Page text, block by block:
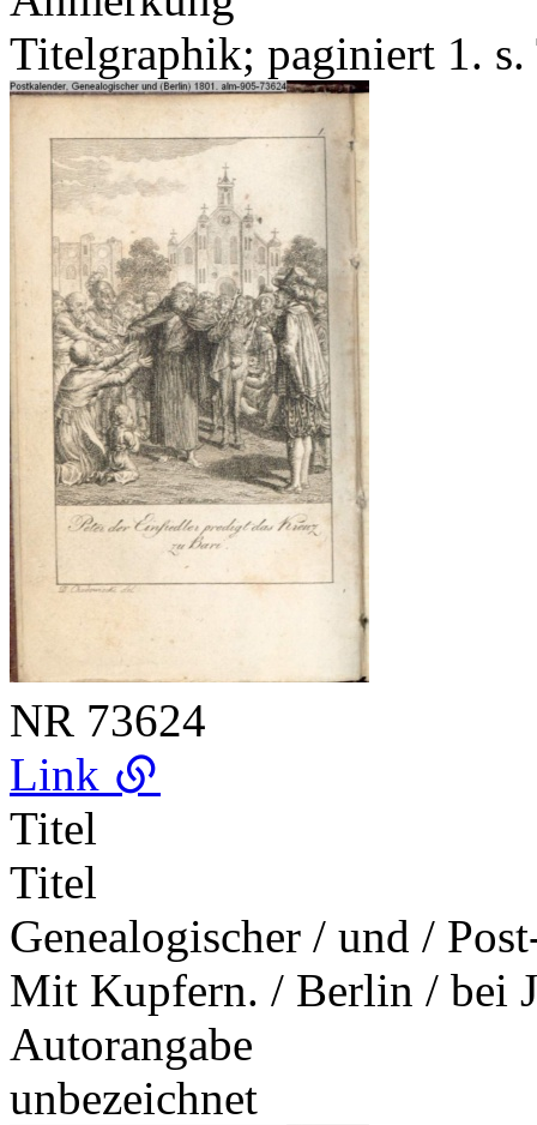
Titelgraphik; paginiert 1.
NR 73624
Link
Titel
Titel
Genealogischer / und /
Mit Kupfern. / Berlin / bei
Autorangabe
unbezeichnet